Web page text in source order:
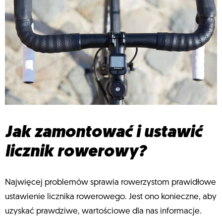
Jak zamontować i ustawić
licznik rowerowy?
Najwięcej problemów sprawia rowerzystom prawidłowe
ustawienie licznika rowerowego. Jest ono konieczne, aby
uzyskać prawdziwe, wartościowe dla nas informacje.